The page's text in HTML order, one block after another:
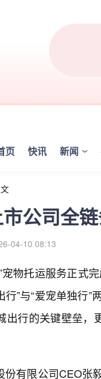
页 快讯 新闻
公司全
04-10 08:13
宠物托运服务正式
”与“爱宠单独行
出行的关键壁垒
有限公司CEO张